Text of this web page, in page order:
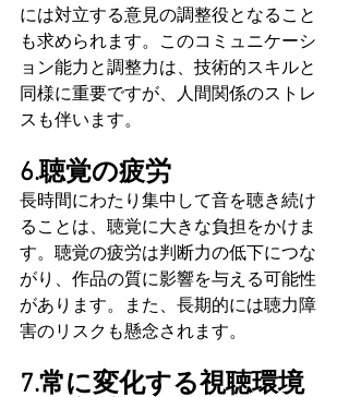
には対立する意見の調整役となること
も求められます。このコミュニケーシ
ョン能力と調整力は、技術的スキルと
同様に重要ですが、人間関係のストレ
スも伴います。
6.聴覚の疲労
長時間にわたり集中して音を聴き続け
ることは、聴覚に大きな負担をかけま
す。聴覚の疲労は判断力の低下につな
がり、作品の質に影響を与える可能性
があります。また、長期的には聴力障
害のリスクも懸念されます。
7.常に変化する視聴環境